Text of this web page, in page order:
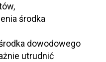
środka
dowodowego
utrudnić